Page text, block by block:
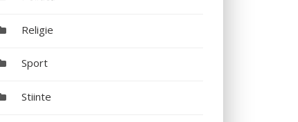
Religie
Sport
Stiinte